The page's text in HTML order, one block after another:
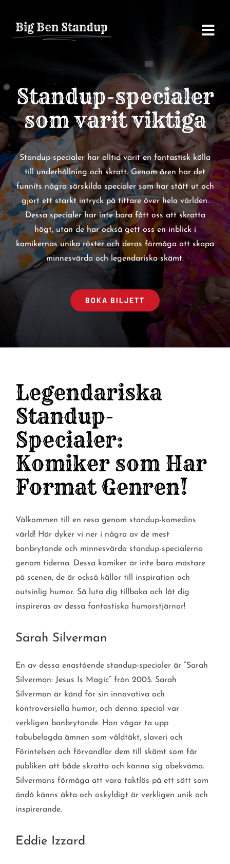
innehållet
Big Ben Standup
Standup-specialer
som varit viktiga
Standup-specialer har alltid varit en fantastisk källa
till underhållning och skratt. Genom åren har det
funnits några särskilda specialer som har stått ut och
gjort ett starkt intryck på tittare över hela världen.
Dessa specialer har inte bara fått oss att skratta
högt, utan de har också gett oss en inblick i
komikernas unika röster och deras förmåga att skapa
minnesvärda och legendariska skämt.
BOKA BILJETT
Legendariska
Standup-
Specialer:
Komiker som Har
Format Genren!
Välkommen till en resa genom standup-komedins
värld! Här dyker vi ner i några av de mest
banbrytande och minnesvärda standup-specialerna
genom tiderna. Dessa komiker är inte bara mästare
på scenen, de är också källor till inspiration och
outsinlig humor. Så luta dig tillbaka och låt dig
inspireras av dessa fantastiska humorstjärnor!
Sarah Silverman
En av dessa enastående standup-specialer är ”Sarah
Silverman: Jesus Is Magic” från 2005. Sarah
Silverman är känd för sin innovativa och
kontroversiella humor, och denna special var
verkligen banbrytande. Hon vågar ta upp
tabubelagda ämnen som våldtäkt, slaveri och
Förintelsen och förvandlar dem till skämt som får
publiken att både skratta och känna sig obekväma.
Silvermans förmåga att vara taktlös på ett sätt som
ändå känns äkta och oskyldigt är verkligen unik och
inspirerande.
Eddie Izzard